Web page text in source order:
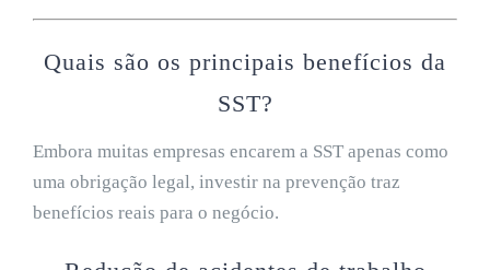
Quais são os principais benefícios da
SST?
Embora muitas empresas encarem a SST apenas como
uma obrigação legal, investir na prevenção traz
benefícios reais para o negócio.